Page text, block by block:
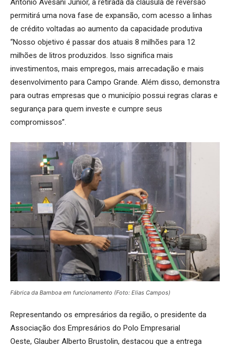
Antônio Avesani Júnior, a retirada da cláusula de reversão
permitirá uma nova fase de expansão, com acesso a linhas
de crédito voltadas ao aumento da capacidade produtiva
“Nosso objetivo é passar dos atuais 8 milhões para 12
milhões de litros produzidos. Isso significa mais
investimentos, mais empregos, mais arrecadação e mais
desenvolvimento para Campo Grande. Além disso, demonstra
para outras empresas que o município possui regras claras e
segurança para quem investe e cumpre seus
compromissos”.
Fábrica da Bamboa em funcionamento (Foto: Elias Campos)
Representando os empresários da região, o presidente da
Associação dos Empresários do Polo Empresarial
Oeste, Glauber Alberto Brustolin, destacou que a entrega